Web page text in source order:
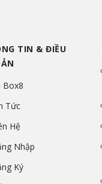
TIN & ĐIỀU
Box8
Tức
Hệ
Nhập
Ký